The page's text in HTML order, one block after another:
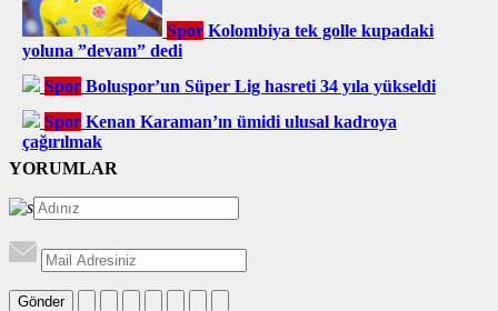
Spor Kolombiya tek golle kupadaki
yoluna ”devam” dedi
Spor Boluspor’un Süper Lig hasreti 34 yıla yükseldi
Spor Kenan Karaman’ın ümidi ulusal kadroya
çağırılmak
YORUMLAR
Gönder